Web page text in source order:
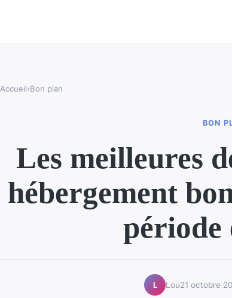
Accueil›Bon plan
BON
Les meilleures
hébergement
période
L Lou21 octobre